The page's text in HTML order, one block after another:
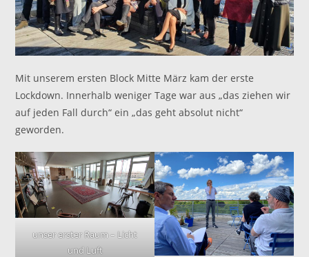
Mit unserem ersten Block Mitte März kam der erste
Lockdown. Innerhalb weniger Tage war aus „das ziehen wir
auf jeden Fall durch“ ein „das geht absolut nicht“
geworden.
unser erster Raum – Licht
und Luft